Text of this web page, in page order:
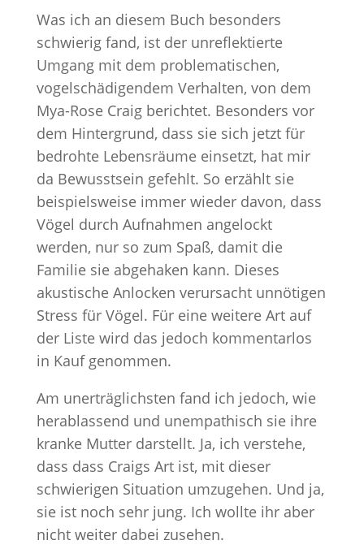
Was ich an diesem Buch besonders
schwierig fand, ist der unreflektierte
Umgang mit dem problematischen,
vogelschädigendem Verhalten, von dem
Mya-Rose Craig berichtet. Besonders vor
dem Hintergrund, dass sie sich jetzt für
bedrohte Lebensräume einsetzt, hat mir
da Bewusstsein gefehlt. So erzählt sie
beispielsweise immer wieder davon, dass
Vögel durch Aufnahmen angelockt
werden, nur so zum Spaß, damit die
Familie sie abgehaken kann. Dieses
akustische Anlocken verursacht unnötigen
Stress für Vögel. Für eine weitere Art auf
der Liste wird das jedoch kommentarlos
in Kauf genommen.
Am unerträglichsten fand ich jedoch, wie
herablassend und unempathisch sie ihre
kranke Mutter darstellt. Ja, ich verstehe,
dass dass Craigs Art ist, mit dieser
schwierigen Situation umzugehen. Und ja,
sie ist noch sehr jung. Ich wollte ihr aber
nicht weiter dabei zusehen.